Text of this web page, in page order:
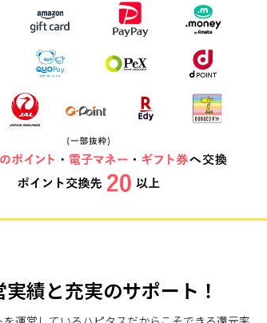
績と充実のサポート！